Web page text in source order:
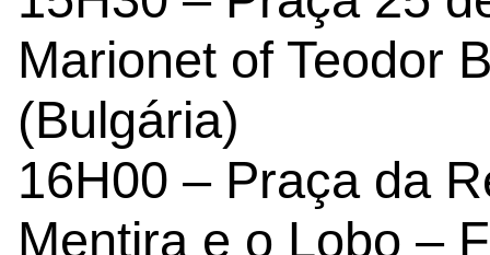
Marionet of Teodor
(Bulgária)
16H00 – Praça da
Mentira e o Lobo –